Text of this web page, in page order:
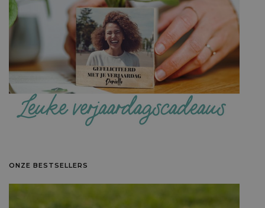
ONZE BESTSELLERS